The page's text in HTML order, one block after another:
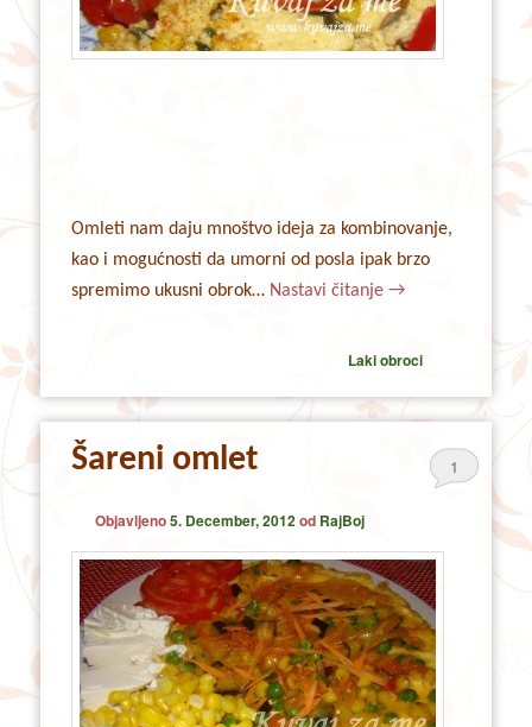
Omleti nam daju mnoštvo ideja za kombinovanje,
kao i mogućnosti da umorni od posla ipak brzo
spremimo ukusni obrok… Nastavi čitanje→
Laki obroci
Šareni omlet
Objavljeno5. December, 2012od RajBoj
1